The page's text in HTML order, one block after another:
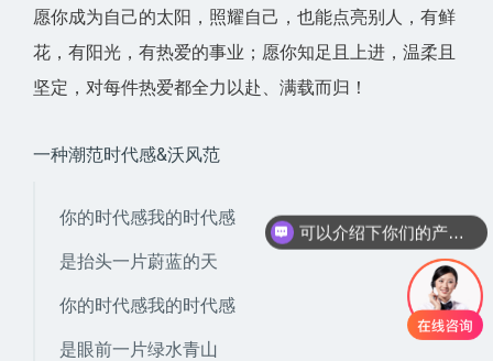
愿你成为自己的太阳，照耀自己，也能点亮别人，有鲜
花，有阳光，有热爱的事业；愿你知足且上进，温柔且
坚定，对每件热爱都全力以赴、满载而归！
一种潮范时代感&沃风范
你的时代感我的时代感
是抬头一片蔚蓝的天
你的时代感我的时代感
是眼前一片绿水青山
可以介绍下你们的产品么？